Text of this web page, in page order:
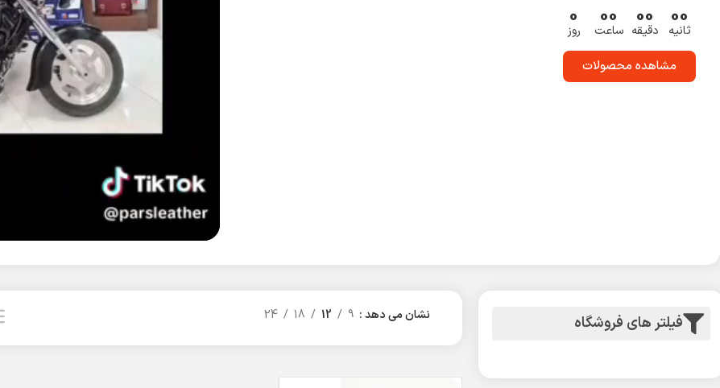
0
روز
00
ساعت
00
دقیقه
00
ثانیه
مشاهده محصولات
فیلتر های فروشگاه نشان می دهد 9
12
18
24